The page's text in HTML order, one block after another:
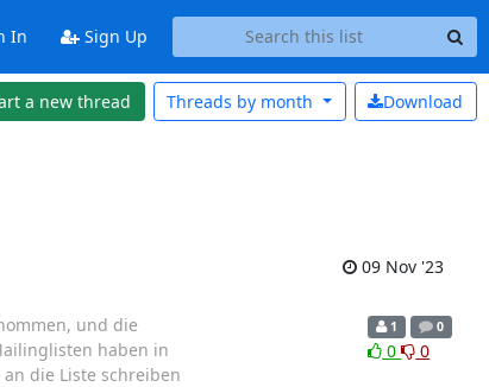
In Sign Up
a new thread Download
Threads by month
09 Nov '23
und die
haben in
die Liste schreiben
1 0
0 0